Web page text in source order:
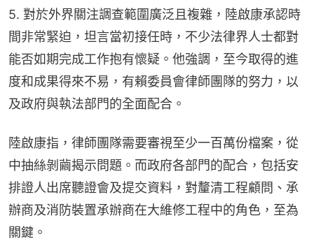
5. 對於外界關注調查範圍廣泛且複雜，陸啟康承認時
間非常緊迫，坦言當初接任時，不少法律界人士都對
能否如期完成工作抱有懷疑。他強調，至今取得的進
度和成果得來不易，有賴委員會律師團隊的努力，以
及政府與執法部門的全面配合。
陸啟康指，律師團隊需要審視至少一百萬份檔案，從
中抽絲剝繭揭示問題。而政府各部門的配合，包括安
排證人出席聽證會及提交資料，對釐清工程顧問、承
辦商及消防裝置承辦商在大維修工程中的角色，至為
關鍵。